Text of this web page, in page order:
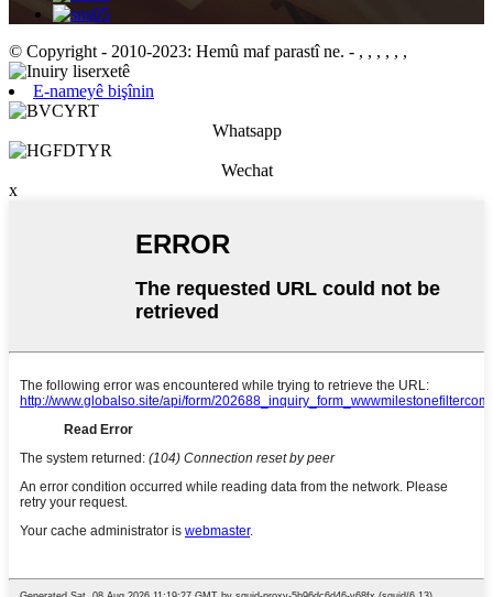
© Copyright - 2010-2023: Hemû maf parastî ne. - , , , , , ,
E-nameyê bişînin
Whatsapp
Wechat
x